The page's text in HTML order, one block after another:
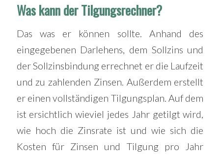
Was kann der Tilgungsrechner?
Das was er können sollte. Anhand des
eingegebenen Darlehens, dem Sollzins und
der Sollzinsbindung errechnet er die Laufzeit
und zu zahlenden Zinsen. Außerdem erstellt
er einen vollständigen Tilgungsplan. Auf dem
ist ersichtlich wieviel jedes Jahr getilgt wird,
wie hoch die Zinsrate ist und wie sich die
Kosten für Zinsen und Tilgung pro Jahr